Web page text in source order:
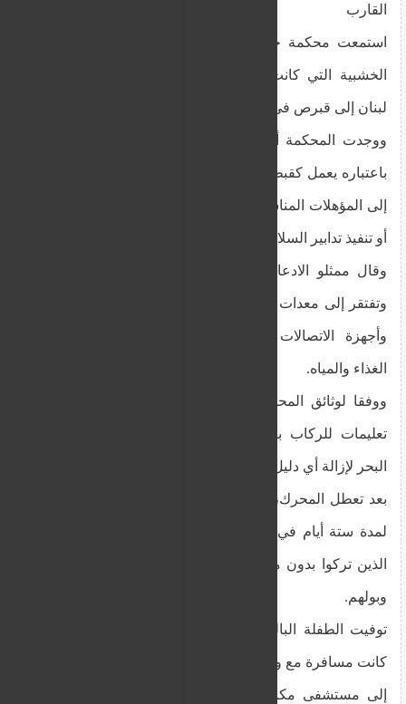
القارب
استمعت محكمة جنايات فاماغوستا إلى أن السفينة
لبنان إلى قبرص في 18 يناير/كانون الثاني 2024.
ووجدت المحكمة أن الرجل المدان، الذي تم تحديده
باعتباره يعمل كقبطان للقارب على الرغم من افتقاره
إلى المؤهلات المناسبة، فشل في ضمان المرور الآمن
أو تنفيذ تدابير السلامة الأساسية للركاب.
وقال ممثلو الادعاء إن السفينة كانت مكتظة بشدة
وتفتقر إلى معدات الملاحة الأساسية ومعدات السلامة
وأجهزة الاتصالات والأدوية والإمدادات الكافية من
الغذاء والمياه.
ووفقا لوثائق المحكمة، خلال الرحلة، أصدر القبطان
تعليمات للركاب بإلقاء زجاجات المياه المتبقية في
البحر لإزالة أي دليل على نقطة انطلاقهم في لبنان.
بعد تعطل المحرك، انجرفت السفينة بلا حول ولا قوة
لمدة ستة أيام في ظروف جوية سيئة. ولجأ الركاب،
الذين تركوا بدون مياه للشرب، إلى شرب مياه البحر
وبولهم.
توفيت الطفلة البالغة من العمر ثلاث سنوات، والتي
كانت مسافرة مع والدتها، بسبب الجفاف. وتم نقلها جواً
إلى مستشفى مكاريوس في نيقوسيا بعد أن حددت